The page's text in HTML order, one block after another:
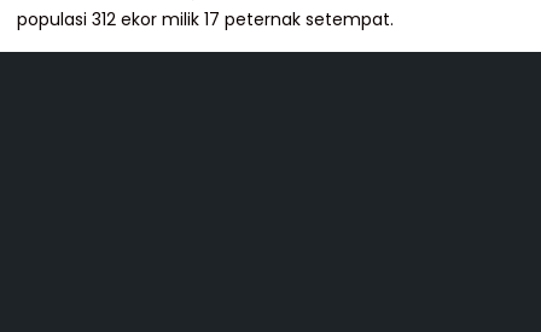
populasi 312 ekor milik 17 peternak setempat.